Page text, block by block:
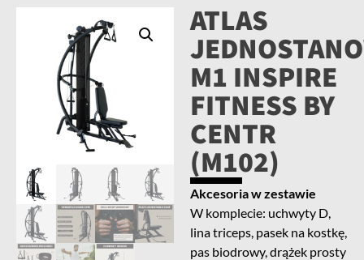
ATLAS
M1 INSPIRE
FITNESS BY
CENTR
(M102)
Akcesoria w zestawie
W komplecie: uchwyty D,
lina triceps, pasek na kostkę,
pas biodrowy, drążek prosty